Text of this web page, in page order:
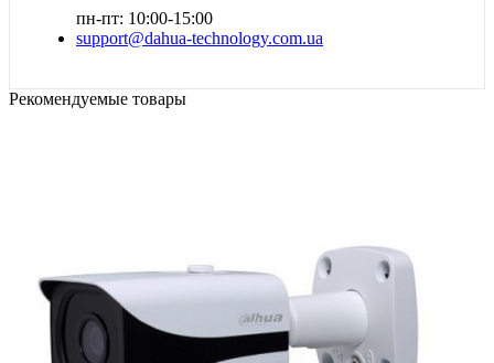
пн-пт: 10:00-15:00
support@dahua-technology.com.ua
Рекомендуемые товары